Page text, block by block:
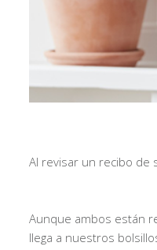
Al revisar un recibo de
Aunque ambos están
llega a nuestros